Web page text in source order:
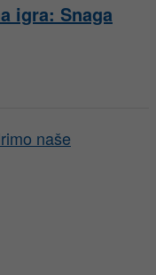
igra: Snaga